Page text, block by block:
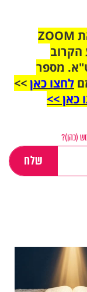
הצטרפו לקבוצת הוואטסאפ לקראת ZOOM
מספר
לחצו כאן>>
כאן >>
(כהן)?